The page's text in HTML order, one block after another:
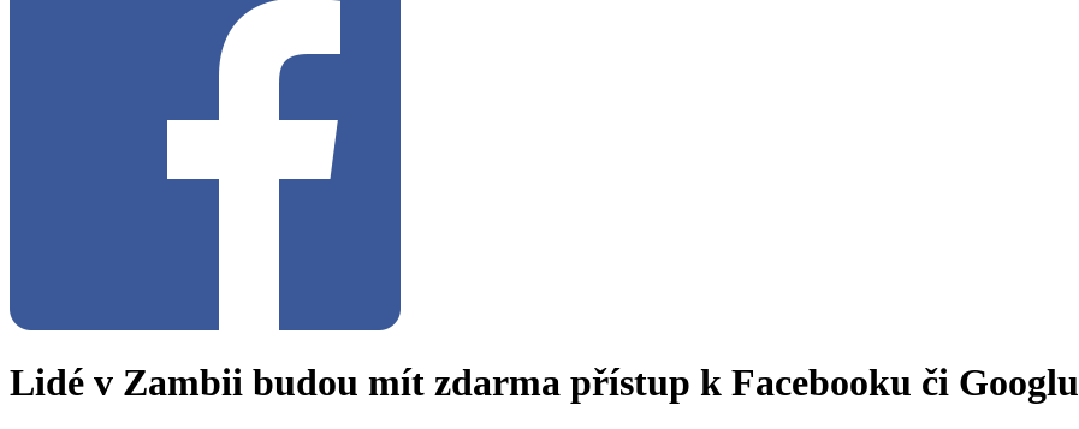
Lidé v Zambii budou mít zdarma přístup k Facebooku či Googlu